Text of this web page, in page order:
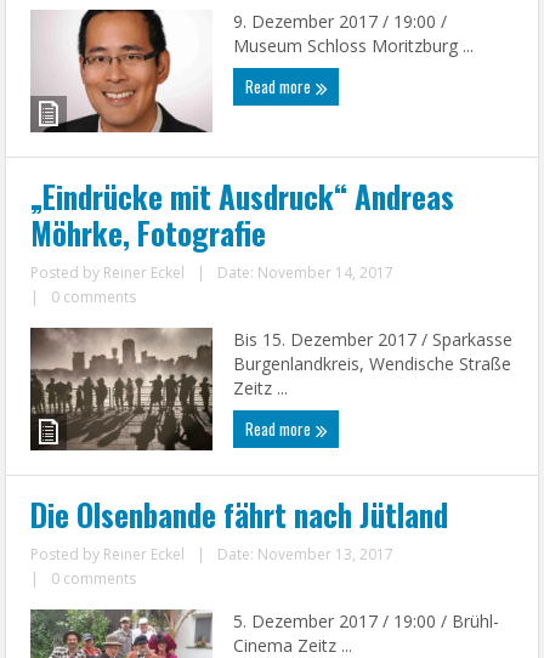
9. Dezember 2017 / 19:00 /
Museum Schloss Moritzburg ...
Read more
„Eindrücke mit Ausdruck“ Andreas
Möhrke, Fotografie
Posted by Reiner Eckel |
Date: November 14, 2017
|
0 comments
Bis 15. Dezember 2017 / Sparkasse
Burgenlandkreis, Wendische Straße
Zeitz ...
Read more
Die Olsenbande fährt nach Jütland
Posted by Reiner Eckel |
Date: November 13, 2017
|
0 comments
5. Dezember 2017 / 19:00 / Brühl-
Cinema Zeitz ...